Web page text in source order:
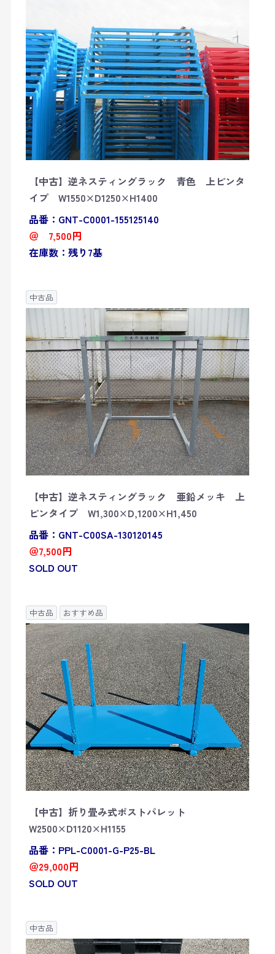
【中古】逆ネスティングラック 青色 上ピンタ
イプ W1550×D1250×H1400
品番：GNT-C0001-155125140
＠ 7,500円
在庫数：残り7基
中古品
【中古】逆ネスティングラック 亜鉛メッキ 上
ピンタイプ W1,300×D,1200×H1,450
品番：GNT-C00SA-130120145
＠7,500円
SOLD OUT
中古品 おすすめ品
【中古】折り畳み式ポストパレット
W2500×D1120×H1155
品番：PPL-C0001-G-P25-BL
＠29,000円
SOLD OUT
中古品